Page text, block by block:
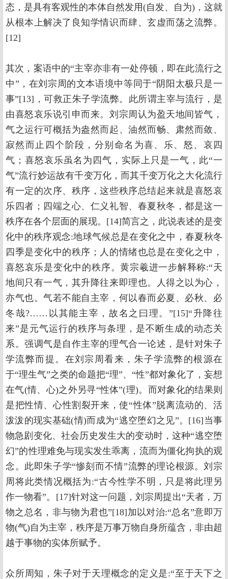
态，是具有客观性的本体自然发用(自发、自为)，这就
从根本上解决了良知学情识而肆、玄虚而荡之流弊。
[12]
其次，案语中的“主宰亦非有一处停顿，即在此流行之
中”，在刘宗周的文本语境中等同于“阴阳太极只是一
事”[13]，可救正朱子学流弊。此所谓主宰与流行，是
由喜怒哀乐说引申而来。刘宗周认为盈天地间皆气，
气之运行可概括为盎然而起、油然而畅、肃然而敛、
寂然而止四个阶段，分别命名为喜、乐、怒、哀四
气；喜怒哀乐虽名为四气，实际上只是一气，此“一
气”流行妙运故有千变万化，而其千变万化之大化流行
有一定的次序、秩序，这些秩序总结起来就是喜怒哀
乐四者；四端之心、仁义礼智、春夏秋冬，都是这一
秩序在各个层面的展现。[14]简言之，此说表述的是变
化中的秩序观念:地球气候总是在变化之中，春夏秋冬
四季是变化中的秩序；人的情绪也总是在变化之中，
喜怒哀乐是变化中的秩序。黄宗羲进一步解释称:“天
地间只有一气，其升降往来即理也。人得之以为心，
亦气也。气若不能自主宰，何以春而必夏、必秋、必
冬哉?……以其能主宰，故名之曰理。”[15]“升降往
来”是元气运行的秩序与条理，是不断生成的动态关
系。强调气是自作主宰的理气合一论述，是针对朱子
学流弊而提。在刘宗周看来，朱子学流弊的根源在
于“理生气”之类的命题把“理”、“性”都对象化了，妄想
在气(情、心)之外另寻“性体”(理)。而对象化的结果则
是把性情、心性割裂开来，使“性体”脱离流动的、活
泼泼的现实基础(情)而成为“逃空堕幻之见”。[16]当事
物急剧变化、社会历史发生大的变动时，这种“逃空堕
幻”的性理难免与现实发生乖离，流而为僵化拘执的观
念。此即朱子学“惨刻而不情”流弊的理论根源。刘宗
周将此类情况概括为:“古今性学不明，只是将此理另
作一物看”。[17]针对这一问题，刘宗周提出“天者，万
物之总名，非与物为君也”[18]加以对治:“总名”意即万
物(气)自为主宰，秩序是万事万物自身所蕴含，非由超
越于事物的实体所赋予。
众所周知，朱子对于天理概念的定义是:“至于天下之